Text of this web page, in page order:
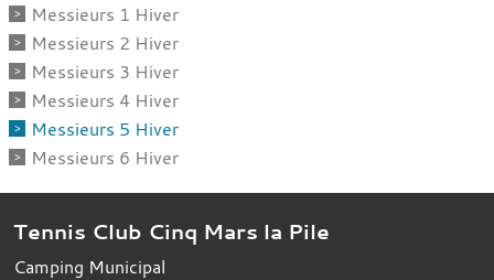
Messieurs 1 Hiver
Messieurs 2 Hiver
Messieurs 3 Hiver
Messieurs 4 Hiver
Messieurs 5 Hiver
Messieurs 6 Hiver
Tennis Club Cinq Mars la Pile
Camping Municipal